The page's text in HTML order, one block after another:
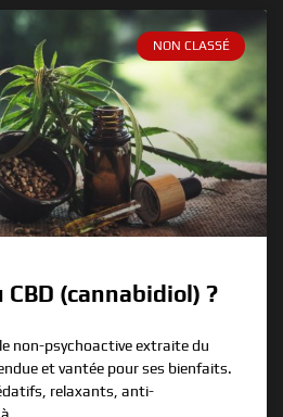
NON CLASSÉ
CBD (cannabidiol) ?
non-psychoactive extraite du
et vantée pour ses bienfaits.
relaxants, anti-